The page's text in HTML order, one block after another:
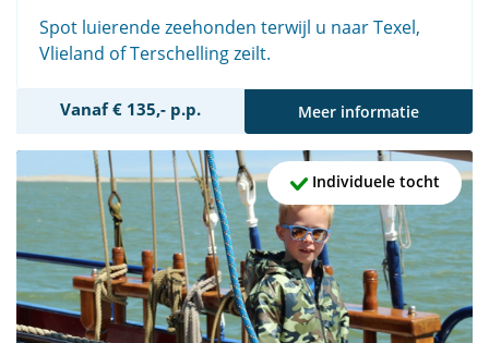
Spot luierende zeehonden terwijl u naar Texel,
Vlieland of Terschelling zeilt.
Vanaf € 135,- p.p. Meer informatie
Individuele tocht